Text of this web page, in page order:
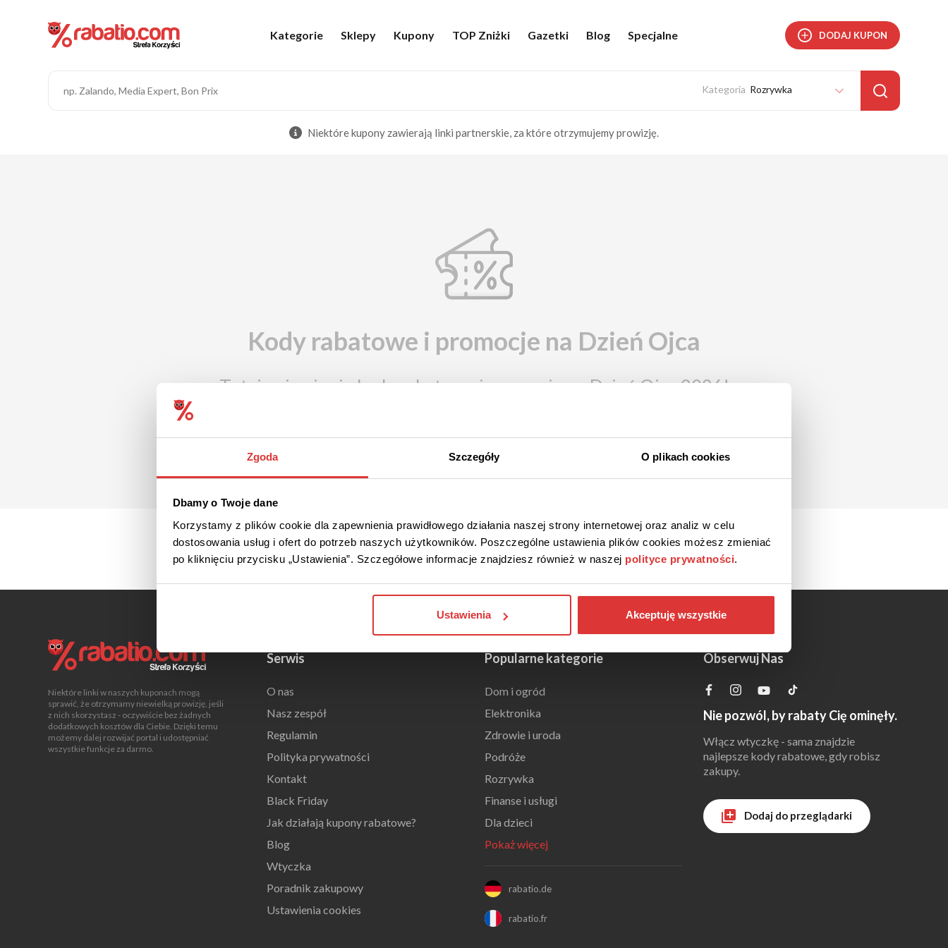
Zgoda Szczegóły O plikach cookies
Dbamy o Twoje dane
Korzystamy z plików cookie dla zapewnienia prawidłowego działania naszej strony internetowej oraz analiz w celu
dostosowania usług i ofert do potrzeb naszych użytkowników. Poszczególne ustawienia plików cookies możesz zmieniać
po kliknięciu przycisku „Ustawienia”. Szczegółowe informacje znajdziesz również w naszej polityce prywatności.
Ustawienia Akceptuję wszystkie
Kategorie Sklepy Kupony TOP Zniżki Gazetki Blog Specjalne DODAJ KUPON
Rozrywka
Niektóre kupony zawierają linki partnerskie, za które otrzymujemy prowizję.
Kody rabatowe i promocje na Dzień Ojca
Tutaj pojawią się kody rabatowe i promocje na Dzień Ojca 2026!
Niektóre linki w naszych kuponach mogą
sprawić, że otrzymamy niewielką prowizję, jeśli
z nich skorzystasz - oczywiście bez żadnych
dodatkowych kosztów dla Ciebie. Dzięki temu
możemy dalej rozwijać portal i udostępniać
wszystkie funkcje za darmo.
Serwis
O nas
Nasz zespół
Regulamin
Polityka prywatności
Kontakt
Black Friday
Jak działają kupony rabatowe?
Blog
Wtyczka
Poradnik zakupowy
Ustawienia cookies
Popularne kategorie
Dom i ogród
Elektronika
Zdrowie i uroda
Podróże
Rozrywka
Finanse i usługi
Dla dzieci
Pokaż więcej
rabatio.de
rabatio.fr
Obserwuj Nas
Nie pozwól, by rabaty Cię ominęły.
Włącz wtyczkę - sama znajdzie
najlepsze kody rabatowe, gdy robisz
zakupy.
Dodaj do przeglądarki